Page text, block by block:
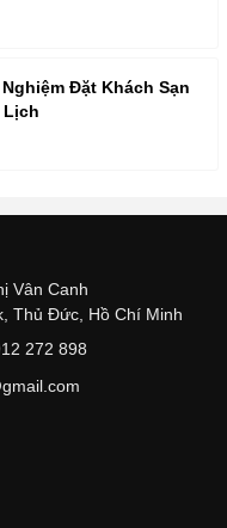
Đặt Khách Sạn
Lịch
Vân Canh
Thủ Đức, Hồ Chí Minh
272 898